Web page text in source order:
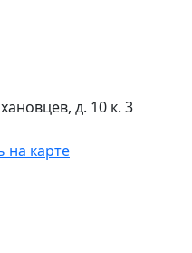
д. 10 к. 3
на карте